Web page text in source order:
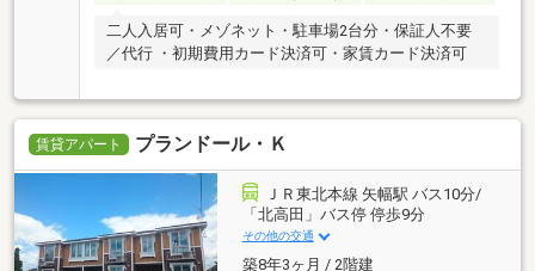
二人入居可・メゾネット・駐車場2台分・保証人不要
／代行 ・初期費用カード決済可・家賃カード決済可
賃貸アパート プランドール・Ｋ
ＪＲ東北本線 矢幅駅 バス10分/
「北高田」バス停 停歩9分
その他の交通
築8年3ヶ月 / 2階建